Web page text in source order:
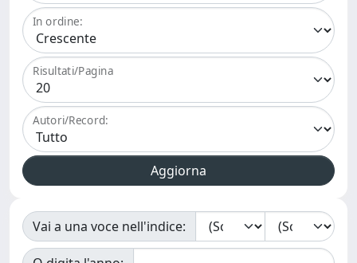
In ordine:
Risultati/Pagina
Autori/Record:
Vai a una voce nell'indice: